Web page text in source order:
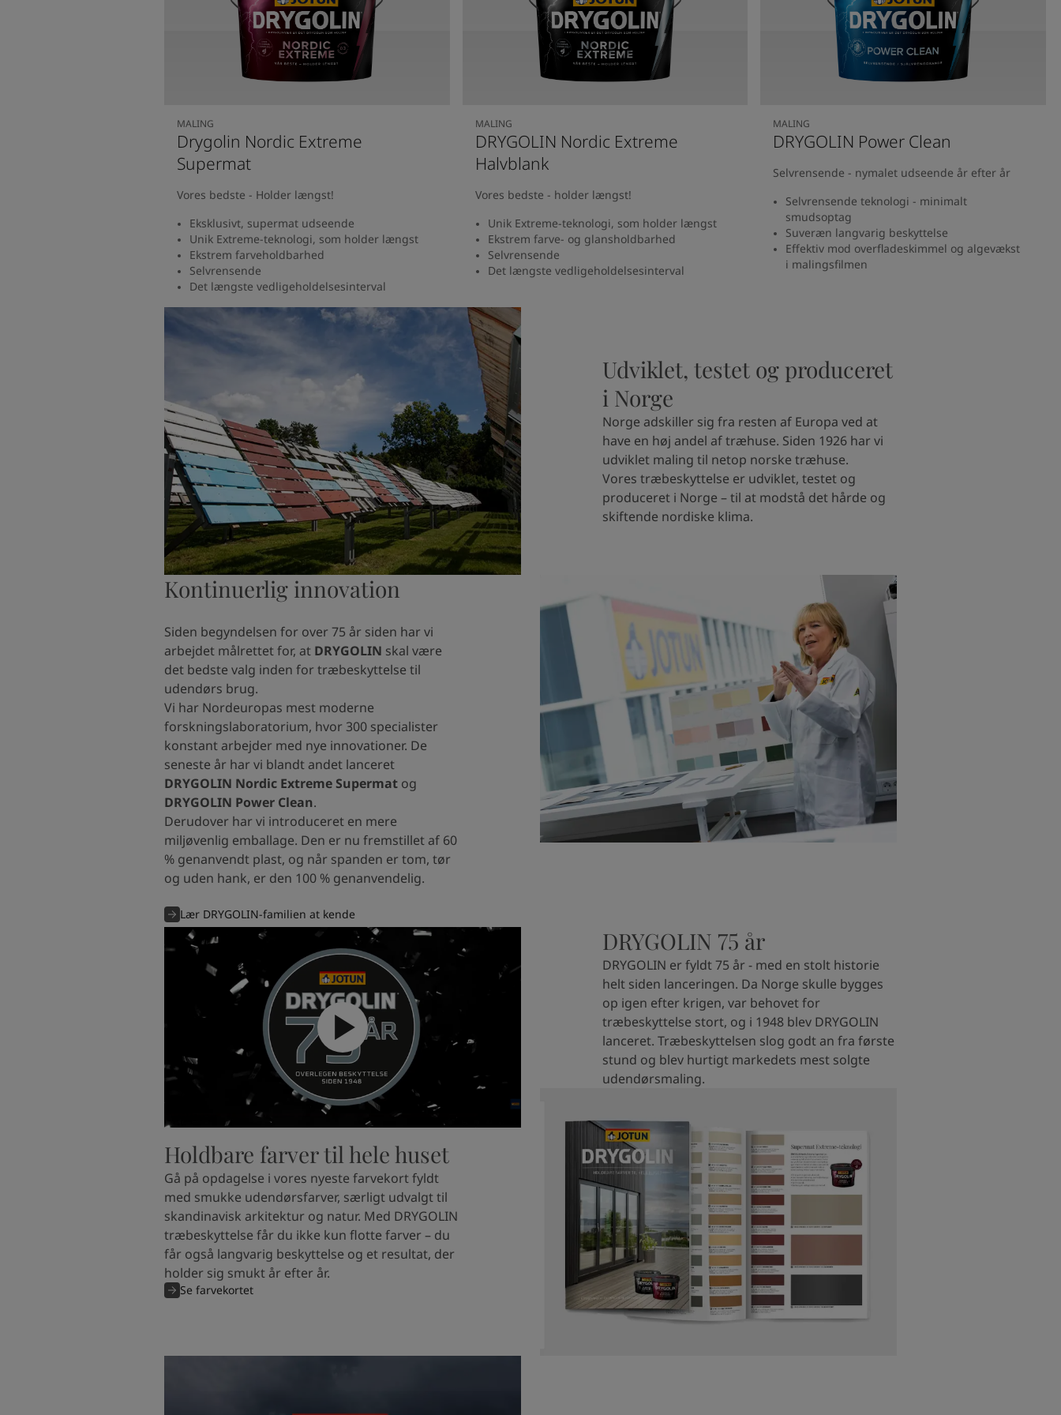
MALING
Drygolin Nordic Extreme
Supermat
Vores bedste - Holder længst!
Eksklusivt, supermat udseende
Unik Extreme-teknologi, som holder længst
Ekstrem farveholdbarhed
Selvrensende
Det længste vedligeholdelsesinterval
Se produkt
MALING
DRYGOLIN Nordic Extreme
Halvblank
Vores bedste - holder længst!
Unik Extreme-teknologi, som holder længst
Ekstrem farve- og glansholdbarhed
Selvrensende
Det længste vedligeholdelsesinterval
MALING
DRYGOLIN Power Clean
Selvrensende - nymalet udseende år efter år
Selvrensende teknologi - minimalt
smudsoptag
Suveræn langvarig beskyttelse
Effektiv mod overfladeskimmel og algevækst
i malingsfilmen
Udviklet, testet og produceret
i Norge
Norge adskiller sig fra resten af Europa ved at
have en høj andel af træhuse. Siden 1926 har vi
udviklet maling til netop norske træhuse.
Vores træbeskyttelse er udviklet, testet og
produceret i Norge – til at modstå det hårde og
skiftende nordiske klima.
Kontinuerlig innovation
Siden begyndelsen for over 75 år siden har vi
arbejdet målrettet for, at DRYGOLIN skal være
det bedste valg inden for træbeskyttelse til
udendørs brug.
Vi har Nordeuropas mest moderne
forskningslaboratorium, hvor 300 specialister
konstant arbejder med nye innovationer. De
seneste år har vi blandt andet lanceret
DRYGOLIN Nordic Extreme Supermat og
DRYGOLIN Power Clean.
Derudover har vi introduceret en mere
miljøvenlig emballage. Den er nu fremstillet af 60
% genanvendt plast, og når spanden er tom, tør
og uden hank, er den 100 % genanvendelig.
Lær DRYGOLIN-familien at kende
DRYGOLIN 75 år
DRYGOLIN er fyldt 75 år - med en stolt historie
helt siden lanceringen. Da Norge skulle bygges
op igen efter krigen, var behovet for
træbeskyttelse stort, og i 1948 blev DRYGOLIN
lanceret. Træbeskyttelsen slog godt an fra første
stund og blev hurtigt markedets mest solgte
udendørsmaling.
Holdbare farver til hele huset
Gå på opdagelse i vores nyeste farvekort fyldt
med smukke udendørsfarver, særligt udvalgt til
skandinavisk arkitektur og natur. Med DRYGOLIN
træbeskyttelse får du ikke kun flotte farver – du
får også langvarig beskyttelse og et resultat, der
holder sig smukt år efter år.
Se farvekortet